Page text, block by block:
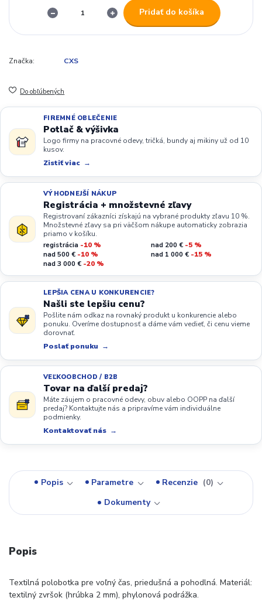
Pridať do košíka
Značka: CXS
Do obľúbených
FIREMNÉ OBLEČENIE
Potlač & výšivka
Logo firmy na pracovné odevy, tričká, bundy aj mikiny už od 10
kusov.
Zistiť viac
VÝHODNEJŠÍ NÁKUP
Registrácia + množstevné zľavy
Registrovaní zákazníci získajú na vybrané produkty zľavu 10 %.
Množstevné zľavy sa pri väčšom nákupe automaticky zobrazia
priamo v košíku.
registrácia -10 % nad 200 € -5 %
nad 500 € -10 % nad 1 000 € -15 %
nad 3 000 € -20 %
LEPŠIA CENA U KONKURENCIE?
Našli ste lepšiu cenu?
Pošlite nám odkaz na rovnaký produkt u konkurencie alebo
ponuku. Overíme dostupnosť a dáme vám vedieť, či cenu vieme
dorovnať.
Poslať ponuku
VEĽKOOBCHOD / B2B
Tovar na ďalší predaj?
Máte záujem o pracovné odevy, obuv alebo OOPP na ďalší
predaj? Kontaktujte nás a pripravíme vám individuálne
podmienky.
Kontaktovať nás
Popis Parametre Recenzie
0
Dokumenty
Popis
Textilná polobotka pre voľný čas, priedušná a pohodlná. Materiál:
textilný zvršok (hrúbka 2 mm), phylonová podrážka.